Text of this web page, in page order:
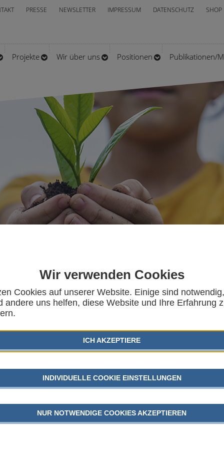
Wir verwenden Cookies
Cookies auf unserer Website. Einige sind notwendig,
andere uns helfen, diese Website und Ihre Erfahrung
ICH AKZEPTIERE
INDIVIDUELLE COOKIE EINSTELLUNGEN
NUR NOTWENDIGE COOKIES AKZEPTIEREN
PRESSE NEWSLETTER IMPRESSUM DATENSCHUTZ SHOP
Projekte Wir über uns Positionen Publikationen/
für
– AGJ Jugend in
stärken statt
[1]
Wehrpflicht, mehr Reservist*innen,
Freiwilligenarmee, Werbeverbot für die
kursieren in den aktuellen Wahlprogrammen der
auch davor schon breit diskutiert, z. B. beim
Pistorius zu einer Reform der Bundeswehr